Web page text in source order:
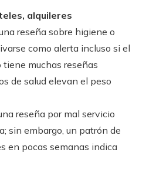
alquileres
reseña sobre higiene o
como alerta incluso si el
muchas reseñas
de salud elevan el peso
reseña por mal servicio
sin embargo, un patrón de
en pocas semanas indica